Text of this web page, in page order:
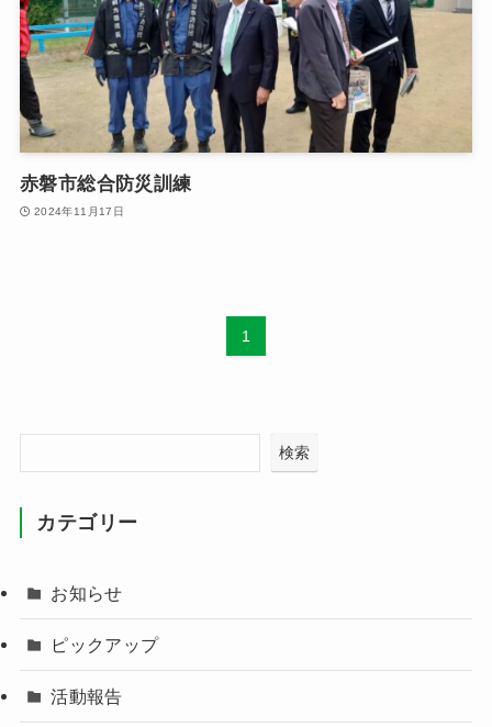
赤磐市総合防災訓練
2024年11月17日
1
検索
カテゴリー
お知らせ
ピックアップ
活動報告